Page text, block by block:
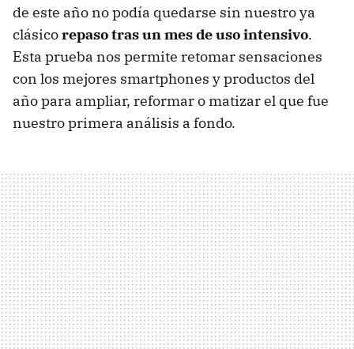
de este año no podía quedarse sin nuestro ya
clásicorepaso tras un mes de uso intensivo.
Esta prueba nos permite retomar sensaciones
con los mejores smartphones y productos del
año para ampliar, reformar o matizar el que fue
nuestro primera análisis a fondo.